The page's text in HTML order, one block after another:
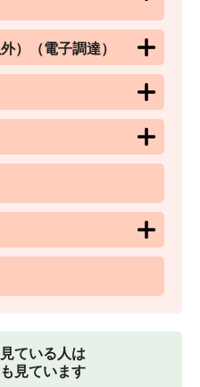
）（電子調達）
ている人は
見ています